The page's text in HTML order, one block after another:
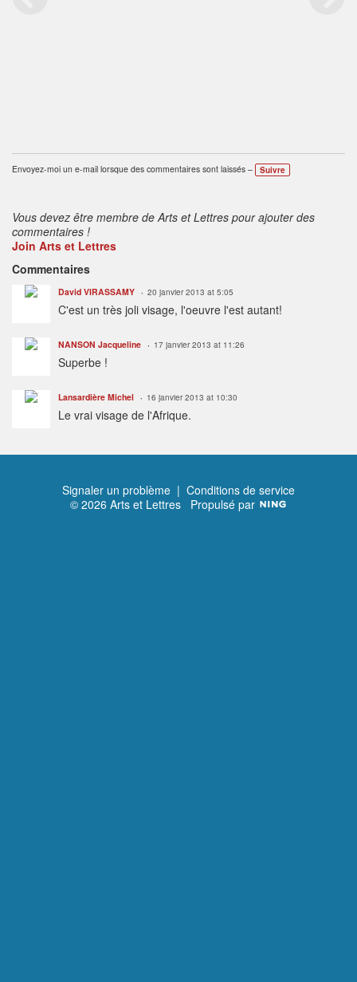
Envoyez-moi un e-mail lorsque des commentaires sont laissés – Suivre
Vous devez être membre de Arts et Lettres pour ajouter des
commentaires !
Join Arts et Lettres
Commentaires
David VIRASSAMY 20 janvier 2013 at 5:05
C'est un très joli visage, l'oeuvre l'est autant!
NANSON Jacqueline 17 janvier 2013 at 11:26
Superbe !
Lansardière Michel 16 janvier 2013 at 10:30
Le vrai visage de l'Afrique.
Signaler un problème | Conditions de service
© 2026 Arts et Lettres Propulsé par